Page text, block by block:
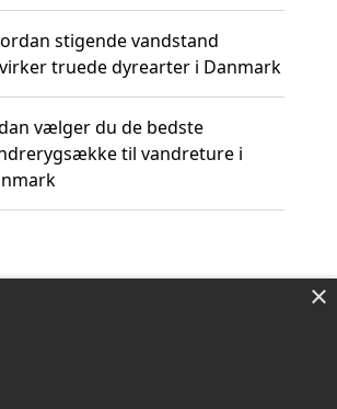
stigende vandstand
truede dyrearter i Danmark
vælger du de bedste
til vandreture i
×